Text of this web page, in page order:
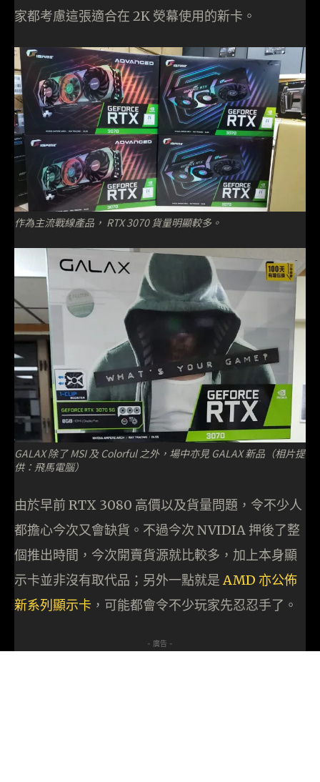
家都考慮這張適合在 2K 熒幕使用的新卡。
作為主流戰線產品， RTX 3070 貨量明顯較多。
GALAX 除了 MSI 及 Colorful 之外，場中亦見 GALAX 新品（相片提
供：飛馬電腦）
由於早前 RTX 3080 高價以及貨量問題，令不少人
都擔心今次又會缺貨。不過今次 NVIDIA 押後了整
個推出時間，今次開賣貨源就比較多，加上本身顯
示卡並非沒有取代品；另外一點就是AMD 亦公佈
新系列顯示卡 ，可能都會令不少玩家先忍忍手了。
- 廣告 -